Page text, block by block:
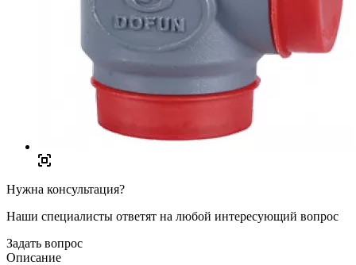
Нужна консультация?
Наши специалисты ответят на любой интересующий вопрос
Задать вопрос
Описание